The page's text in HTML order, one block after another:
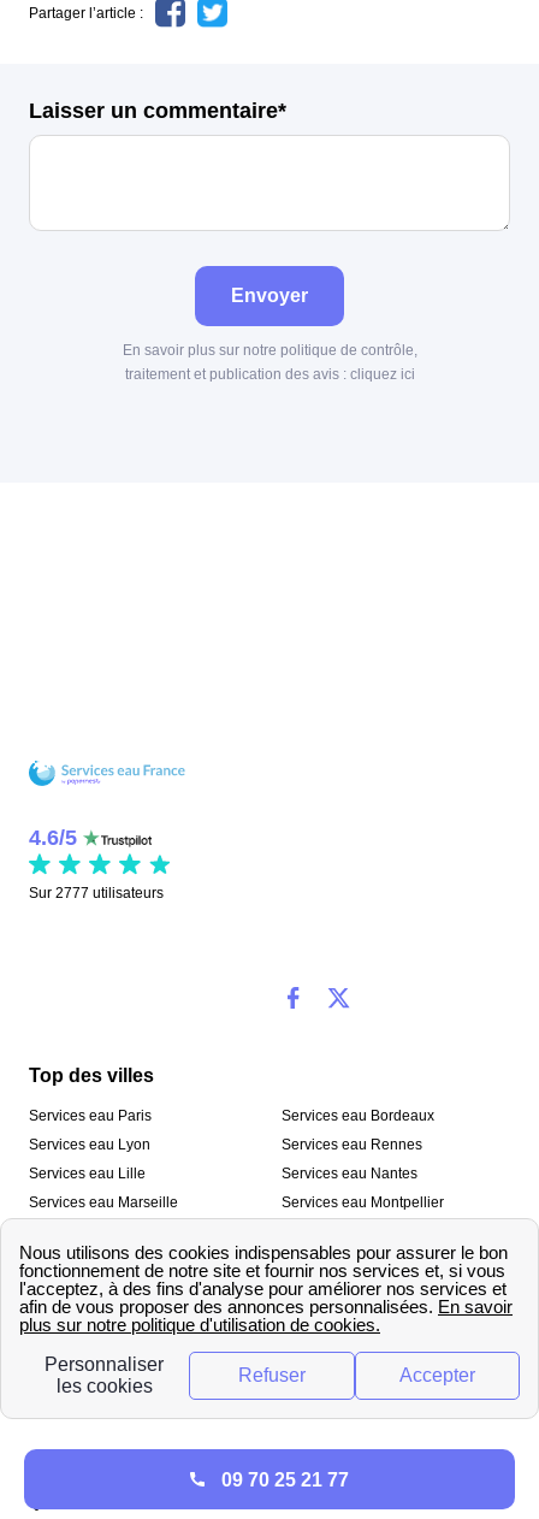
Partager l’article :
Laisser un commentaire*
Envoyer
En savoir plus sur notre politique de contrôle,
traitement et publication des avis : cliquez ici
4.6/5
Sur 2777 utilisateurs
Top des villes
Services eau Paris
Services eau Lyon
Services eau Lille
Services eau Marseille
Services eau Toulon
Services eau Bordeaux
Services eau Rennes
Services eau Nantes
Services eau Montpellier
Services eau Strasbourg
Nos outils
🛁 Simulateur consommation eau
💧 Comparer les fournisseurs
d’eau
Qui sommes-nous ?
09 70 25 21 77